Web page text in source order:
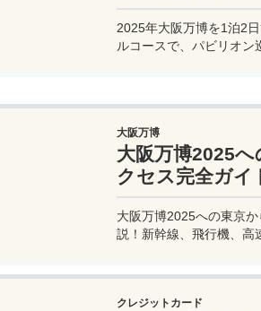
2025年大阪万博を1泊2
ルコースで、パビリオン
大阪万博
大阪万博2025
クセス完全ガイ
大阪万博2025への東京
説！新幹線、飛行機、高
クレジットカード